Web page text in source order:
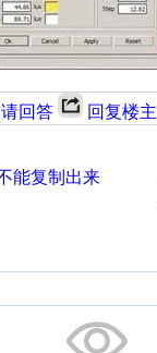
回答 回复楼主
能复制出来